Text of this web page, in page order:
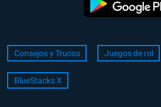
Consejos y Trucos Juegos de rol
BlueStacks X